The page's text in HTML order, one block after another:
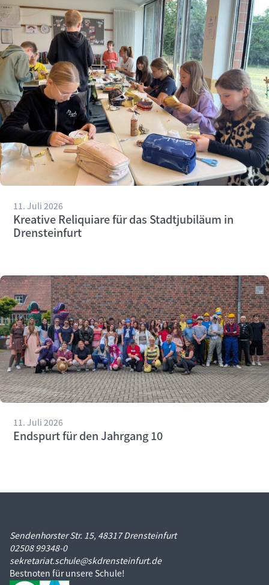
11. Juli 2026
Kreative Reliquiare für das Stadtjubiläum in
Drensteinfurt
11. Juli 2026
Endspurt für den Jahrgang 10
Sendenhorster Str. 15, 48317 Drensteinfurt
02508 99348-0
sekretariat.schule@skdrensteinfurt.de
Bestnoten für unsere Schule!